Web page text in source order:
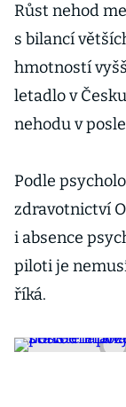
Růst nehod
s bilancí
hmotností
letadlo v
nehodu v
Podle
zdravotnictví
i absence
piloti je
říká.